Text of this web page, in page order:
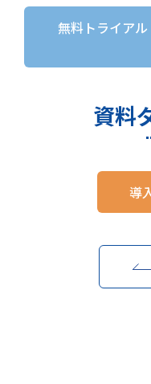
無料トライア
資料
導